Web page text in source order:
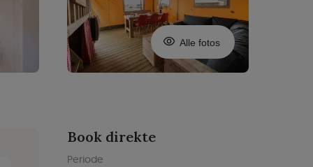
Alle fotos
Book direkte
Periode